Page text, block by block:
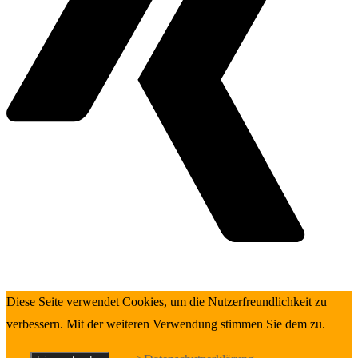
Diese Seite verwendet Cookies, um die Nutzerfreundlichkeit zu
verbessern. Mit der weiteren Verwendung stimmen Sie dem zu.